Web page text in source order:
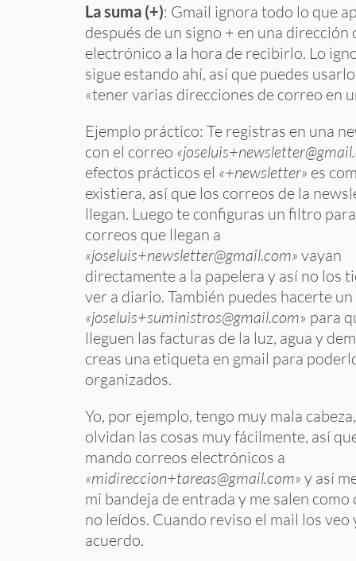
La suma (+): Gmail ignora todo lo que
después de un signo + en una dirección
electrónico a la hora de recibirlo. Lo
sigue estando ahí, así que puedes
«tener varias direcciones de correo en
Ejemplo práctico: Te registras en una
con el correo
efectos prácticos el «+newsletter» es
existiera, así que los correos de la
llegan. Luego te configuras un filtro
correos que llegan a
«joseluis+newsletter@gmail.com» vayan
directamente a la papelera y así no los
ver a diario. También puedes hacerte un
«joseluis+suministros@gmail.com» para
lleguen las facturas de la luz, agua y
creas una etiqueta en gmail para
organizados.
Yo, por ejemplo, tengo muy mala
olvidan las cosas muy fácilmente, así
mando correos electrónicos a
«midireccion+tareas@gmail.com» y así
mi bandeja de entrada y me salen como
no leídos. Cuando reviso el mail los veo
acuerdo.